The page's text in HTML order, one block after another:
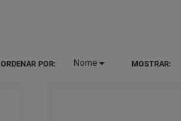
ORDENAR POR: Nome MOSTRAR: